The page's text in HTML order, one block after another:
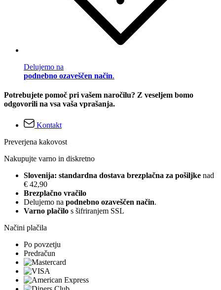
Delujemo na
podnebno ozaveščen način.
Potrebujete pomoč pri vašem naročilu? Z veseljem bomo
odgovorili na vsa vaša vprašanja.
Kontakt
Preverjena kakovost
Nakupujte varno in diskretno
Slovenija: standardna dostava brezplačna za pošiljke nad
€ 42,90
Brezplačno vračilo
Delujemo na podnebno ozaveščen način.
Varno plačilo s šifriranjem SSL
Načini plačila
Po povzetju
Predračun